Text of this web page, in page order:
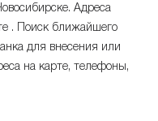
Адреса
. Поиск ближайшего
для внесения или
на карте, телефоны,